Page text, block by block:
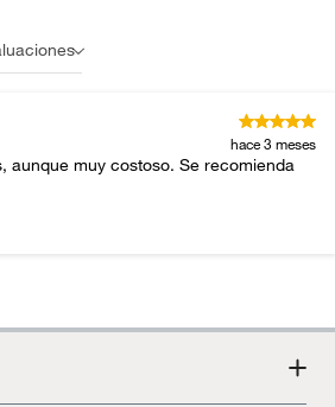
hace 3 meses
aunque muy costoso. Se recomienda